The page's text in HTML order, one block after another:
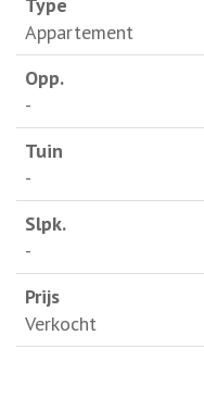
Appartement
-
-
-
Verkocht